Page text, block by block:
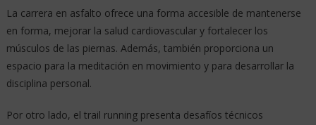
La carrera en asfalto ofrece una forma accesible de mantenerse
en forma, mejorar la salud cardiovascular y fortalecer los
músculos de las piernas. Además, también proporciona un
espacio para la meditación en movimiento y para desarrollar la
disciplina personal.
Por otro lado, el trail running presenta desafíos técnicos